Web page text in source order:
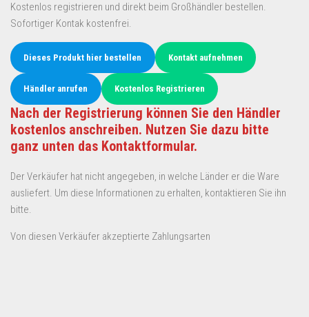
Kostenlos registrieren und direkt beim Großhändler bestellen.
Sofortiger Kontak kostenfrei.
Dieses Produkt hier bestellen Kontakt aufnehmen
Händler anrufen Kostenlos Registrieren
Nach der Registrierung können Sie den Händler
kostenlos anschreiben. Nutzen Sie dazu bitte
ganz unten das Kontaktformular.
Der Verkäufer hat nicht angegeben, in welche Länder er die Ware
ausliefert. Um diese Informationen zu erhalten, kontaktieren Sie ihn
bitte.
Von diesen Verkäufer akzeptierte Zahlungsarten